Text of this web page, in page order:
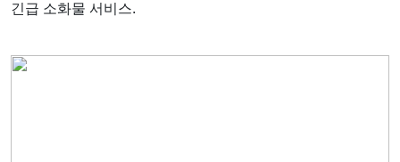
긴급 소화물 서비스.